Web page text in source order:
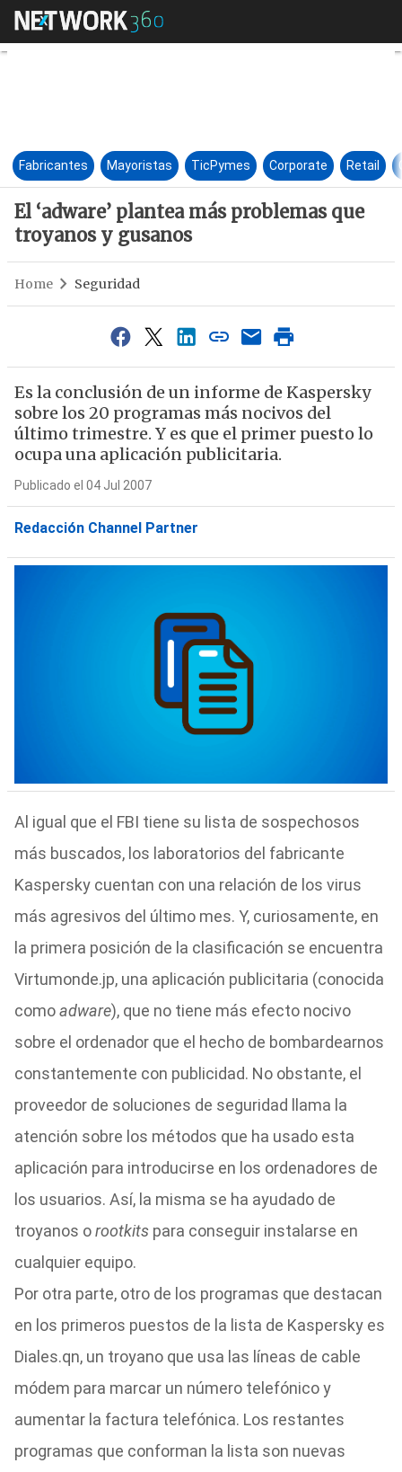
El ‘adware’ plantea más
Fabricantes Mayoristas TicPymes Corporate Retail
El ‘adware’ plantea más problemas que
troyanos y gusanos
Home Seguridad
Es la conclusión de un informe de Kaspersky
sobre los 20 programas más nocivos del
último trimestre. Y es que el primer puesto lo
ocupa una aplicación publicitaria.
Publicado el 04 Jul 2007
Redacción Channel Partner
Al igual que el FBI tiene su lista de sospechosos
más buscados, los laboratorios del fabricante
Kaspersky cuentan con una relación de los virus
más agresivos del último mes. Y, curiosamente, en
la primera posición de la clasificación se encuentra
Virtumonde.jp, una aplicación publicitaria (conocida
comoadware), que no tiene más efecto nocivo
sobre el ordenador que el hecho de bombardearnos
constantemente con publicidad. No obstante, el
proveedor de soluciones de seguridad llama la
atención sobre los métodos que ha usado esta
aplicación para introducirse en los ordenadores de
los usuarios. Así, la misma se ha ayudado de
troyanos orootkitspara conseguir instalarse en
cualquier equipo.
Por otra parte, otro de los programas que destacan
en los primeros puestos de la lista de Kaspersky es
Diales.qn, un troyano que usa las líneas de cable
módem para marcar un número telefónico y
aumentar la factura telefónica. Los restantes
programas que conforman la lista son nuevas